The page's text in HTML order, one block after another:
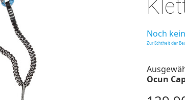
Noch
Zur Echtheit der
Ocun